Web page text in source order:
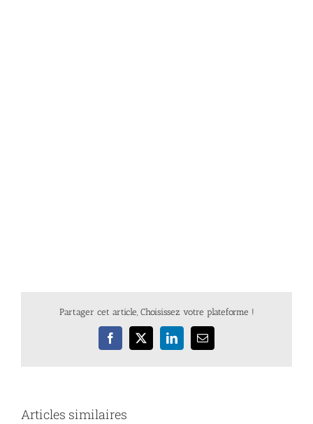
Partager cet article, Choisissez votre plateforme !
Facebook
X LinkedInEmail
Articles similaires